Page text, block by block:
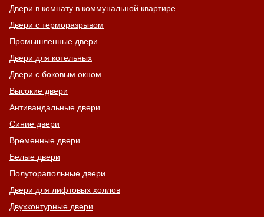
Двери в комнату в коммунальной квартире
Двери с терморазрывом
Промышленные двери
Двери для котельных
Двери с боковым окном
Высокие двери
Антивандальные двери
Синие двери
Временные двери
Белые двери
Полуторапольные двери
Двери для лифтовых холлов
Двухконтурные двери